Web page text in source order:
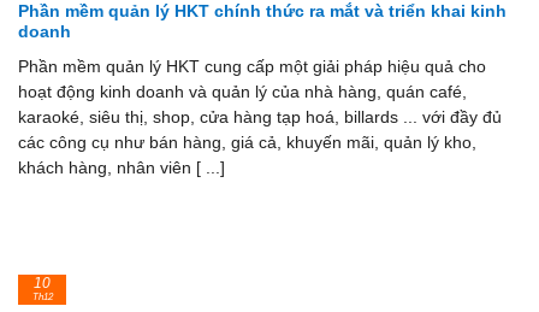
Phần mềm quản lý HKT chính thức ra mắt và triển khai kinh
doanh
Phần mềm quản lý HKT cung cấp một giải pháp hiệu quả cho
hoạt động kinh doanh và quản lý của nhà hàng, quán café,
karaoké, siêu thị, shop, cửa hàng tạp hoá, billards ... với đầy đủ
các công cụ như bán hàng, giá cả, khuyến mãi, quản lý kho,
khách hàng, nhân viên [ ...]
10
Th12